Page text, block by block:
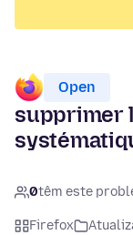
Open
supprimer
0têm este
Firefox